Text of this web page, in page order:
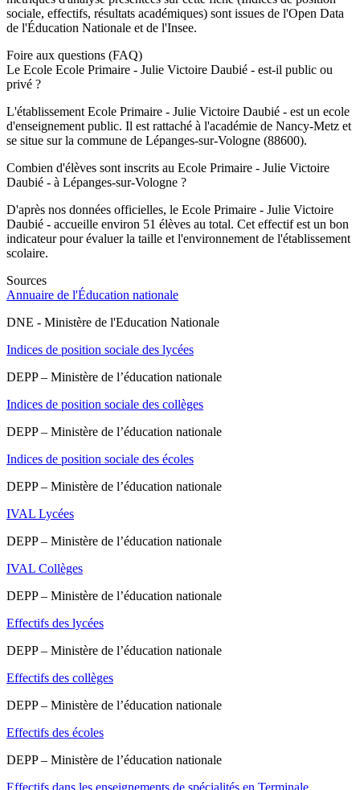
sociale, effectifs, résultats académiques) sont issues de l'Open Data
de l'Éducation Nationale et de l'Insee.
Foire aux questions (FAQ)
Le Ecole Ecole Primaire - Julie Victoire Daubié - est-il public ou
privé ?
L'établissement Ecole Primaire - Julie Victoire Daubié - est un ecole
d'enseignement public. Il est rattaché à l'académie de Nancy-Metz et
se situe sur la commune de Lépanges-sur-Vologne (88600).
Combien d'élèves sont inscrits au Ecole Primaire - Julie Victoire
Daubié - à Lépanges-sur-Vologne ?
D'après nos données officielles, le Ecole Primaire - Julie Victoire
Daubié - accueille environ 51 élèves au total. Cet effectif est un bon
indicateur pour évaluer la taille et l'environnement de l'établissement
scolaire.
Sources
Annuaire de l'Éducation nationale
DNE - Ministère de l'Education Nationale
Indices de position sociale des lycées
DEPP – Ministère de l’éducation nationale
Indices de position sociale des collèges
DEPP – Ministère de l’éducation nationale
Indices de position sociale des écoles
DEPP – Ministère de l’éducation nationale
IVAL Lycées
DEPP – Ministère de l’éducation nationale
IVAL Collèges
DEPP – Ministère de l’éducation nationale
Effectifs des lycées
DEPP – Ministère de l’éducation nationale
Effectifs des collèges
DEPP – Ministère de l’éducation nationale
Effectifs des écoles
DEPP – Ministère de l’éducation nationale
Effectifs dans les enseignements de spécialités en Terminale